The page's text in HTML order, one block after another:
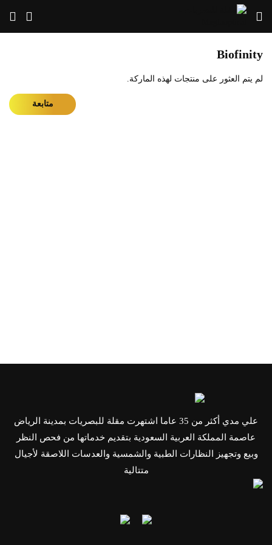
Biofinity
لم يتم العثور على منتجات لهذه الماركة.
متابعة
علي مدي أكثر من 35 عاما اشتهرت مقلة للبصريات بمدينة الرياض
عاصمة المملكة العربية السعودية بتقديم خدماتها من فحص النظر
وبيع وتجهيز النظارات الطبية والشمسية والعدسات اللاصقة لأجيال
متتالية